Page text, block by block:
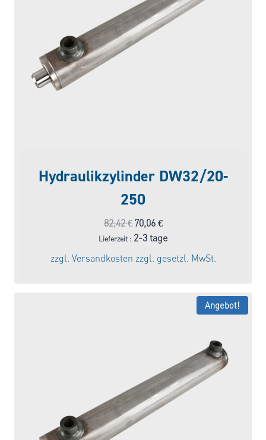
Hydraulikzylinder DW32/20-
250
82,42€ Ursprünglicher
Preis
war:
82,42 €
70,06 €Aktueller
Preis
Lieferzeit : 2-3 tage
zzgl. Versandkosten zzgl. gesetzl. MwSt.
Angebot!